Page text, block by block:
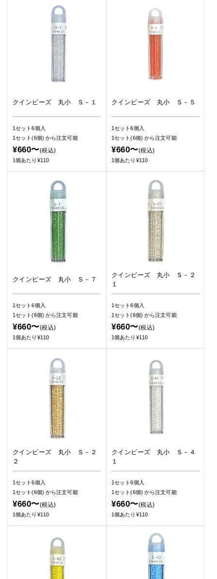
クインビーズ 丸小 Ｓ－１
1セット6個入
1セット(6個) から注文可能
¥660〜(税込)
1個あたり¥110
クインビーズ 丸小 Ｓ－５
1セット6個入
1セット(6個) から注文可能
¥660〜(税込)
1個あたり¥110
クインビーズ 丸小 Ｓ－７
1セット6個入
1セット(6個) から注文可能
¥660〜(税込)
1個あたり¥110
クインビーズ 丸小 Ｓ－２
１
1セット6個入
1セット(6個) から注文可能
¥660〜(税込)
1個あたり¥110
クインビーズ 丸小 Ｓ－２
２
1セット6個入
1セット(6個) から注文可能
¥660〜(税込)
1個あたり¥110
クインビーズ 丸小 Ｓ－４
１
1セット6個入
1セット(6個) から注文可能
¥660〜(税込)
1個あたり¥110